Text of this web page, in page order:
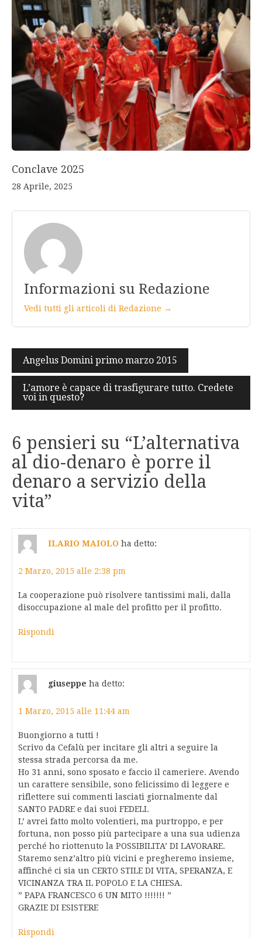
Conclave 2025
28 Aprile, 2025
Informazioni su Redazione
Vedi tutti gli articoli di Redazione →
Navigazione
articoli
Angelus Domini primo marzo 2015
L’amore è capace di trasfigurare tutto. Credete
voi in questo?
6 pensieri su “L’alternativa
al dio-denaro è porre il
denaro a servizio della
vita”
ILARIO MAIOLO ha detto:
2 Marzo, 2015 alle 2:38 pm
La cooperazione può risolvere tantissimi mali, dalla
disoccupazione al male del profitto per il profitto.
Rispondi
giuseppe ha detto:
1 Marzo, 2015 alle 11:44 am
Buongiorno a tutti !
Scrivo da Cefalù per incitare gli altri a seguire la
stessa strada percorsa da me.
Ho 31 anni, sono sposato e faccio il cameriere. Avendo
un carattere sensibile, sono felicissimo di leggere e
riflettere sui commenti lasciati giornalmente dal
SANTO PADRE e dai suoi FEDELI.
L’ avrei fatto molto volentieri, ma purtroppo, e per
fortuna, non posso più partecipare a una sua udienza
perché ho riottenuto la POSSIBILITA’ DI LAVORARE.
Staremo senz’altro più vicini e pregheremo insieme,
affinché ci sia un CERTO STILE DI VITA, SPERANZA, E
VICINANZA TRA IL POPOLO E LA CHIESA.
” PAPA FRANCESCO 6 UN MITO !!!!!!! ”
GRAZIE DI ESISTERE
Rispondi